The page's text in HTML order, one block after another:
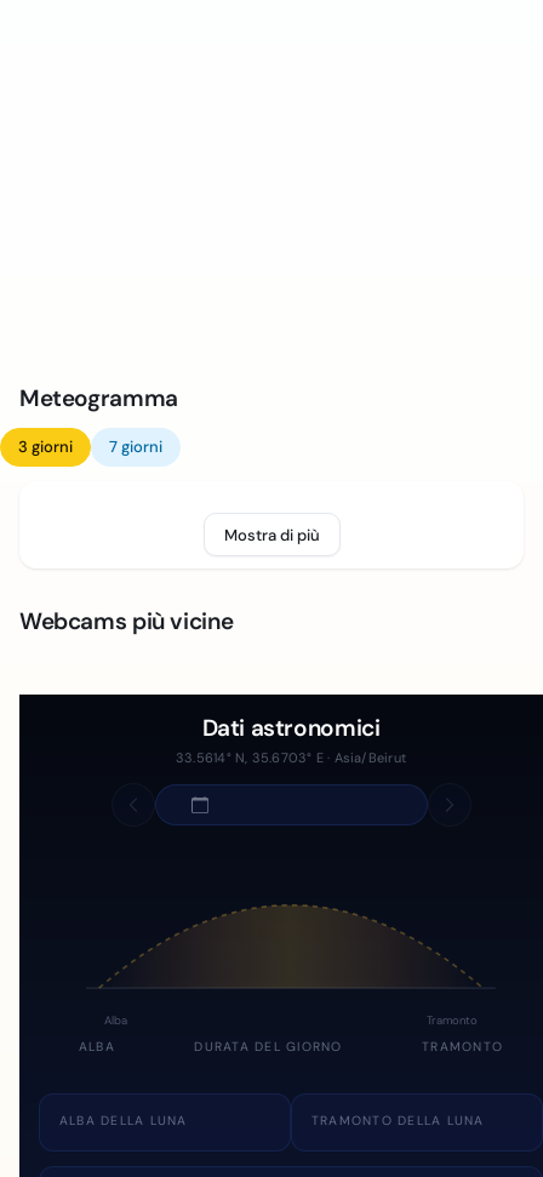
Meteogramma
3 giorni 7 giorni
Mostra di più
Webcams più vicine
Dati astronomici
33.5614° N, 35.6703° E · Asia/Beirut
Alba Tramonto
ALBA DURATA DEL GIORNO TRAMONTO
ALBA DELLA LUNA TRAMONTO DELLA LUNA